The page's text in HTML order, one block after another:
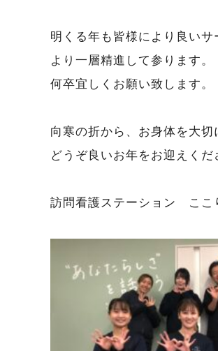
明くる年も皆様により良い
より一層精進して参ります。
何卒宜しくお願い致します。
向寒の折から、お身体を大切
どうぞ良いお年をお迎えくだ
訪問看護ステーション こ